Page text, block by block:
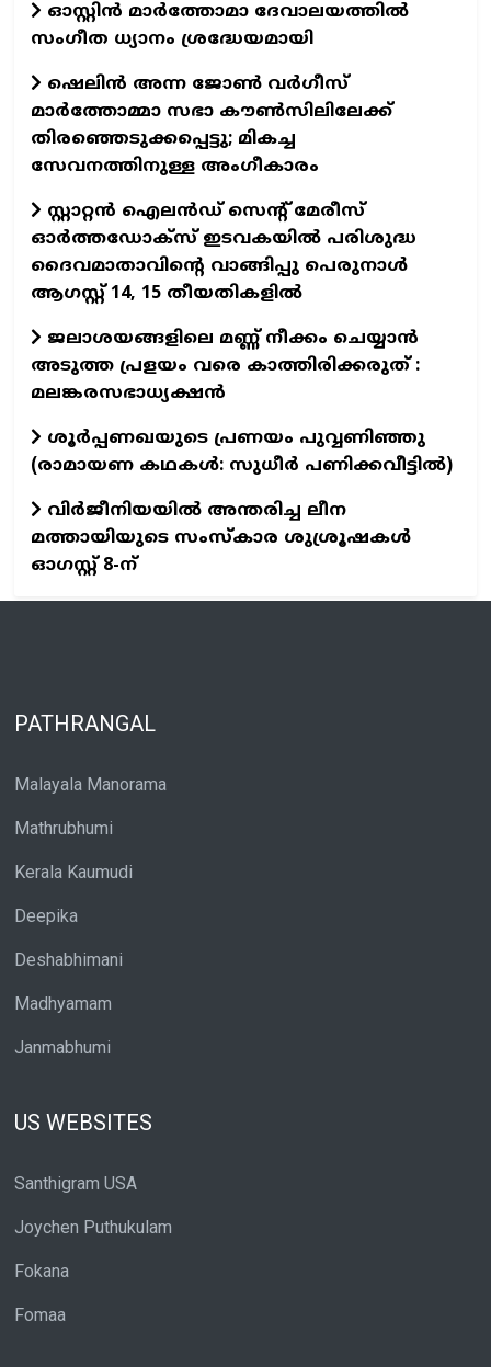
ഓസ്റ്റിൻ മാർത്തോമാ ദേവാലയത്തിൽ
സംഗീത ധ്യാനം ശ്രദ്ധേയമായി
ഷെലിൻ അന്ന ജോൺ വർഗീസ്
മാർത്തോമ്മാ സഭാ കൗൺസിലിലേക്ക്
തിരഞ്ഞെടുക്കപ്പെട്ടു; മികച്ച
സേവനത്തിനുള്ള അംഗീകാരം
സ്റ്റാറ്റൻ ഐലൻഡ് സെന്റ് മേരീസ്
ഓർത്തഡോക്സ് ഇടവകയിൽ പരിശുദ്ധ
ദൈവമാതാവിന്റെ വാങ്ങിപ്പു പെരുനാൾ
ആഗസ്റ്റ് 14, 15 തീയതികളിൽ
ജലാശയങ്ങളിലെ മണ്ണ് നീക്കം ചെയ്യാൻ
അടുത്ത പ്രളയം വരെ കാത്തിരിക്കരുത് :
മലങ്കരസഭാധ്യക്ഷൻ
ശൂർപ്പണഖയുടെ പ്രണയം പുവ്വണിഞ്ഞു
(രാമായണ കഥകൾ: സുധീർ പണിക്കവീട്ടിൽ)
വിര്‍ജീനിയയില്‍ അന്തരിച്ച ലീന
മത്തായിയുടെ സംസ്കാര ശുശ്രൂഷകൾ
ഓഗസ്റ്റ് 8-ന്
PATHRANGAL
Malayala Manorama
Mathrubhumi
Kerala Kaumudi
Deepika
Deshabhimani
Madhyamam
Janmabhumi
US WEBSITES
Santhigram USA
Joychen Puthukulam
Fokana
Fomaa